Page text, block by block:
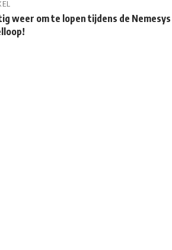
weer om te lopen tijdens de Nemesys